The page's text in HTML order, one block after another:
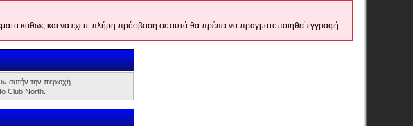
καθως και να εχετε πλήρη πρόσβαση σε αυτά θα πρέπει να πραγματοποιηθεί εγγραφή.
αυτήν την περιοχή.
Club North.